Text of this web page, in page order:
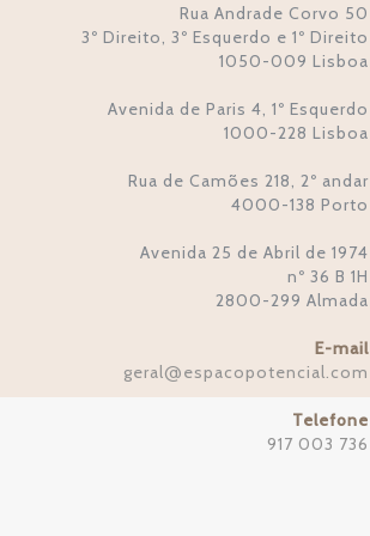
Rua Andrade Corvo 50
3º Direito, 3º Esquerdo e 1º Direito
1050-009 Lisboa
Avenida de Paris 4, 1º Esquerdo
1000-228 Lisboa
Rua de Camões 218, 2º andar
4000-138 Porto
Avenida 25 de Abril de 1974
nº 36 B 1H
2800-299 Almada
E-mail
geral@espacopotencial.com
Telefone
917 003 736